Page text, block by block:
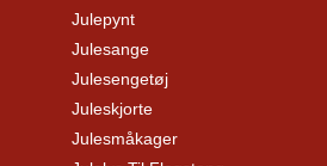
Julepynt
Julesange
Julesengetøj
Juleskjorte
Julesmåkager